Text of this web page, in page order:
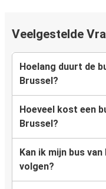
Veelgestelde
Hoelang duurt de
Brussel?
Hoeveel kost een
Brussel?
Kan ik mijn bus
volgen?